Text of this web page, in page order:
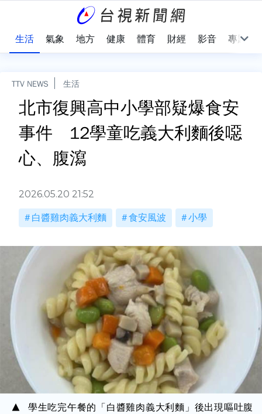
生活 氣象 地方 健康 體育 財經 影音 專題
TTV NEWS 生活
北市復興高中小學部疑爆食安
事件 12學童吃義大利麵後噁
心、腹瀉
2026.05.20 21:52
白醬雞肉義大利麵 食安風波 小學
學生吃完午餐的「白醬雞肉義大利麵」後出現嘔吐腹